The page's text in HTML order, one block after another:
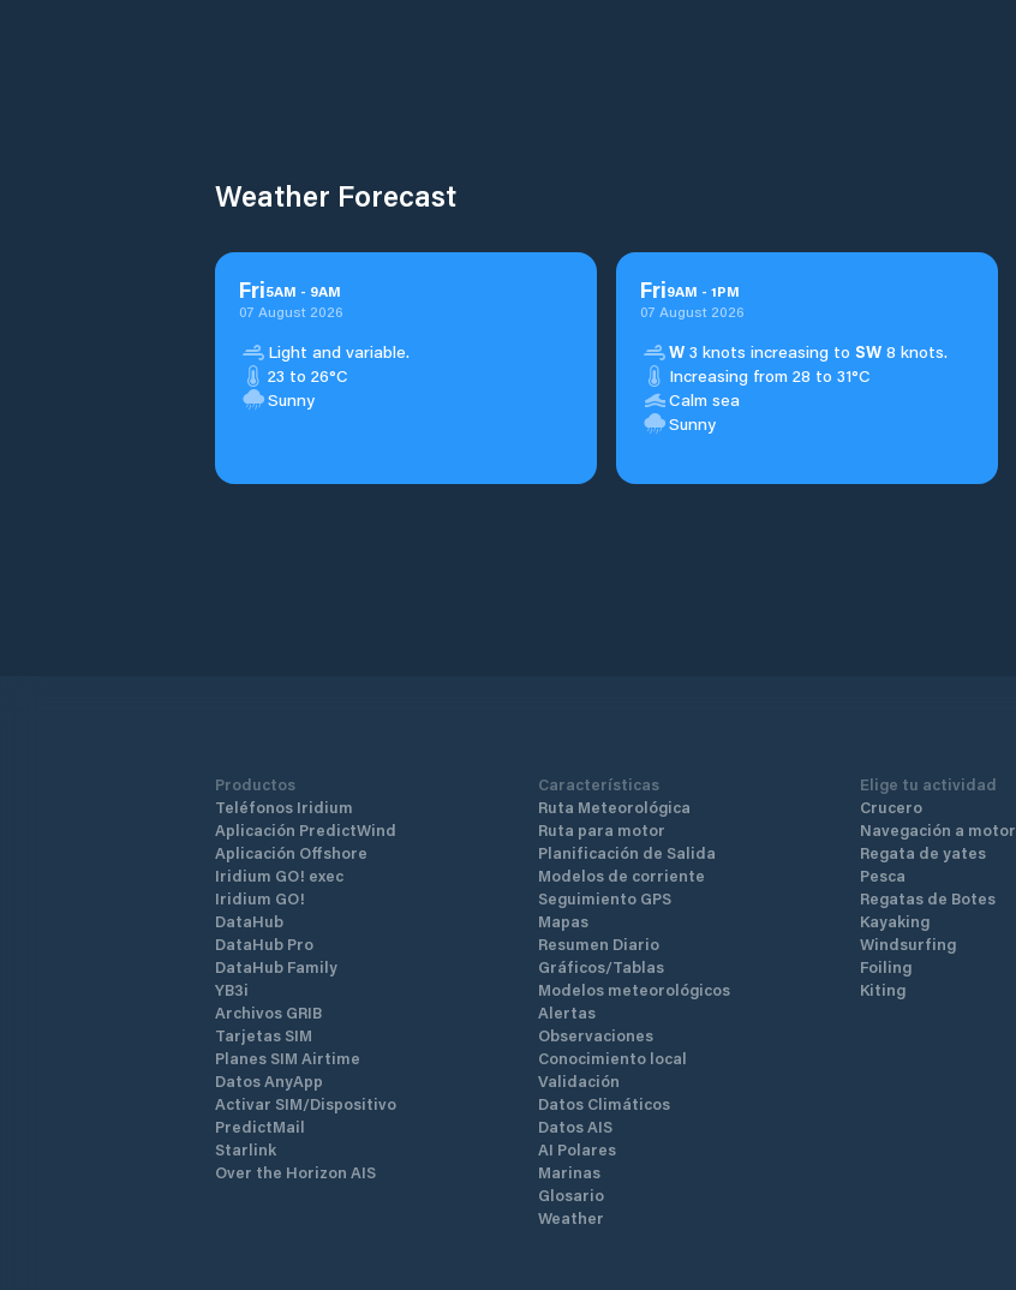
Weather Forecast
Fri5AM - 9AM
07 August 2026
Light and variable.
23 to 26°C
Sunny
Fri9AM - 1PM
07 August 2026
W 3 knots increasing to SW 8 knots.
Increasing from 28 to 31°C
Calm sea
Sunny
Productos
Teléfonos Iridium
Aplicación PredictWind
Aplicación Offshore
Iridium GO! exec
Iridium GO!
DataHub
DataHub Pro
DataHub Family
YB3i
Archivos GRIB
Tarjetas SIM
Planes SIM Airtime
Datos AnyApp
Activar SIM/Dispositivo
PredictMail
Starlink
Over the Horizon AIS
Características
Ruta Meteorológica
Ruta para motor
Planificación de Salida
Modelos de corriente
Seguimiento GPS
Mapas
Resumen Diario
Gráficos/Tablas
Modelos meteorológicos
Alertas
Observaciones
Conocimiento local
Validación
Datos Climáticos
Datos AIS
AI Polares
Marinas
Glosario
Weather
Elige tu actividad
Crucero
Navegación a motor
Regata de yates
Pesca
Regatas de Botes
Kayaking
Windsurfing
Foiling
Kiting